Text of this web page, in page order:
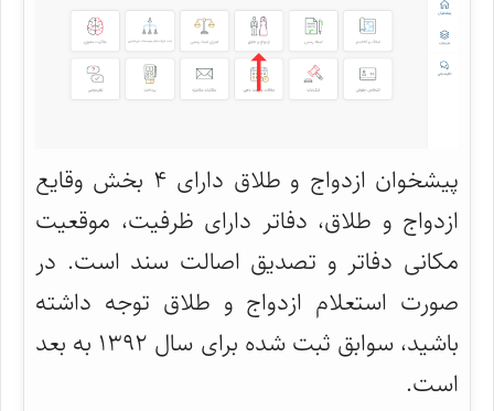
پیشخوان ازدواج و طلاق دارای ۴ بخش وقایع
ازدواج و طلاق، دفاتر دارای ظرفیت، موقعیت
مکانی دفاتر و تصدیق اصالت سند است. در
صورت استعلام ازدواج و طلاق توجه داشته
باشید، سوابق ثبت شده برای سال ۱۳۹۲ به بعد
است.